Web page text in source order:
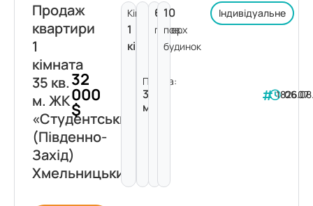
Продаж
квартири
1
кімната
35 кв.
м. ЖК
«Студентський»
(Південно-
Захід)
Хмельницький
32
000
$
Кімнат:
1
кімната
Площа:
35
м²
6
поверх
10
пов.
будинок
Індивідуальне
182607